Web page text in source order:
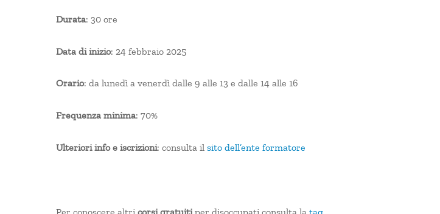
Durata: 30 ore
Data di inizio: 24 febbraio 2025
Orario: da lunedì a venerdì dalle 9 alle 13 e dalle 14 alle 16
Frequenza minima: 70%
Ulteriori info e iscrizioni: consulta il sito dell’ente formatore
Per conoscere altri corsi gratuitiper disoccupati consulta la tag.